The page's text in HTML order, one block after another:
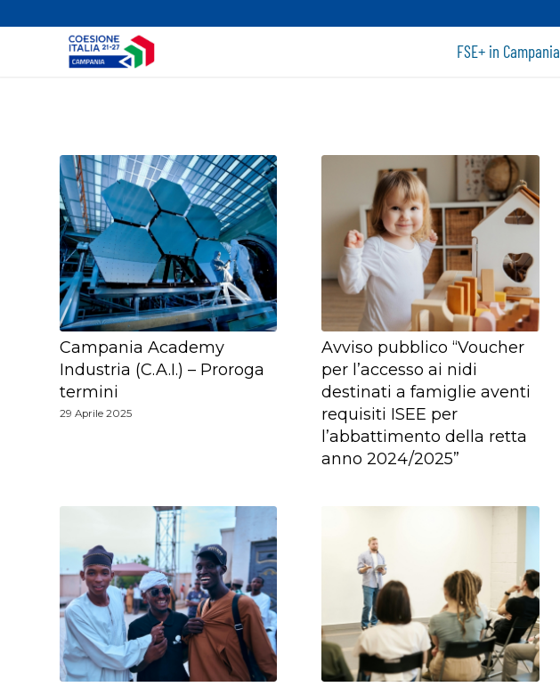
FSE+ in Campania
Campania Academy
Industria (C.A.I.) – Proroga
termini
29 Aprile 2025
Avviso pubblico “Voucher
per l’accesso ai nidi
destinati a famiglie aventi
requisiti ISEE per
l’abbattimento della retta
anno 2024/2025”